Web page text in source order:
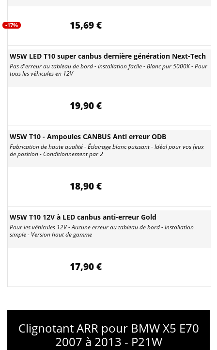
-17% 15,69 €
W5W LED T10 super canbus dernière génération Next-Tech
Pas d'erreur au tableau de bord - Installation facile - Blanc pur 5000K - Pour
tous les véhicules en 12V
19,90 €
W5W T10 - Ampoules CANBUS Anti erreur ODB
Fabrication de haute qualité - Éclairage blanc puissant - Idéal pour vos feux
de position - Conditionnement par 2
18,90 €
W5W T10 12V à LED canbus anti-erreur Gold
Pour les véhicules 12V - Aucune erreur au tableau de bord - Installation
simple - Version haut de gamme
17,90 €
Clignotant ARR pour BMW X5 E70
2007 à 2013 - P21W